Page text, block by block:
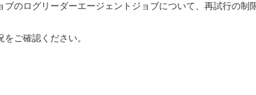
ブのログリーダーエージェントジョブについて、再試行の
ご確認ください。